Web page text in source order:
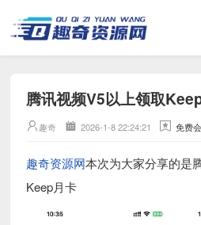
腾讯视频V5以上领取
趣奇 2026-1-8 22:24:21 免费
趣奇资源网本次为大家分享的是
Keep月卡